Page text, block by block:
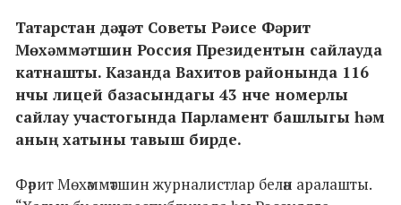
Татарстан дәүләт Советы Рәисе Фәрит
Мөхәммәтшин Россия Президентын сайлауда
катнашты. Казанда Вахитов районында 116
нчы лицей базасындагы 43 нче номерлы
сайлау участогында Парламент башлыгы һәм
аның хатыны тавыш бирде.
Фәрит Мөхәммәтшин журналистлар белән аралашты.